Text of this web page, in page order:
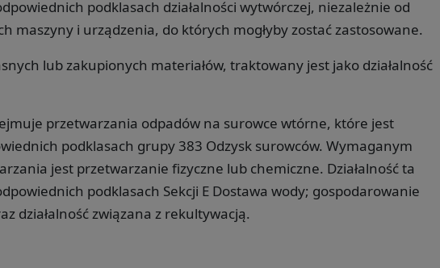
podklasach działalności wytwórczej, niezależnie od
maszyny i urządzenia, do których mogłyby zostać zastosowane.
lub zakupionych materiałów, traktowany jest jako działalność
przetwarzania odpadów na surowce wtórne, które jest
podklasach grupy 383 Odzysk surowców. Wymaganym
jest przetwarzanie fizyczne lub chemiczne. Działalność ta
podklasach Sekcji E Dostawa wody; gospodarowanie
działalność związana z rekultywacją.